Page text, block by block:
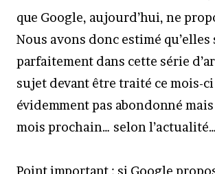
que Google, aujourd’hui, ne
Nous avons donc estimé qu’elles
parfaitement dans cette série
sujet devant être traité ce mois-ci
évidemment pas abondonné
mois prochain… selon l’actualité…
Point important : si Google